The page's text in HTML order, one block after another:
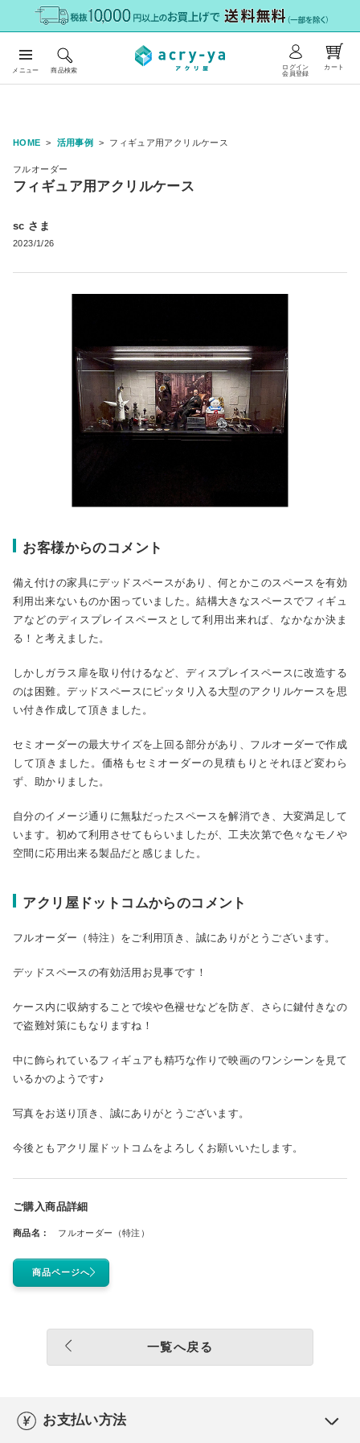
メニュー 商品検索
ログイン
会員登録
カート
HOME 活用事例 フィギュア用アクリルケース
フルオーダー
フィギュア用アクリルケース
sc さま
2023/1/26
お客様からのコメント
備え付けの家具にデッドスペースがあり、何とかこのスペースを有効
利用出来ないものか困っていました。結構大きなスペースでフィギュ
アなどのディスプレイスペースとして利用出来れば、なかなか決ま
る！と考えました。
しかしガラス扉を取り付けるなど、ディスプレイスペースに改造する
のは困難。デッドスペースにピッタリ入る大型のアクリルケースを思
い付き作成して頂きました。
セミオーダーの最大サイズを上回る部分があり、フルオーダーで作成
して頂きました。価格もセミオーダーの見積もりとそれほど変わら
ず、助かりました。
自分のイメージ通りに無駄だったスペースを解消でき、大変満足して
います。初めて利用させてもらいましたが、工夫次第で色々なモノや
空間に応用出来る製品だと感じました。
アクリ屋ドットコムからのコメント
フルオーダー（特注）をご利用頂き、誠にありがとうございます。
デッドスペースの有効活用お見事です！
ケース内に収納することで埃や色褪せなどを防ぎ、さらに鍵付きなの
で盗難対策にもなりますね！
中に飾られているフィギュアも精巧な作りで映画のワンシーンを見て
いるかのようです♪
写真をお送り頂き、誠にありがとうございます。
今後ともアクリ屋ドットコムをよろしくお願いいたします。
ご購入商品詳細
商品名： フルオーダー（特注）
商品ページへ
一覧へ戻る
お支払い方法